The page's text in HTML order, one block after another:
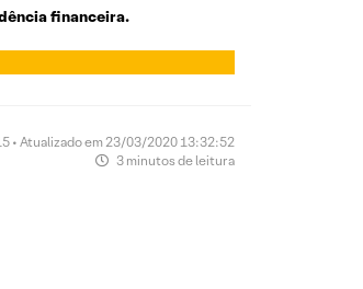
financeira.
• Atualizado em 23/03/2020 13:32:52
3 minutos de leitura